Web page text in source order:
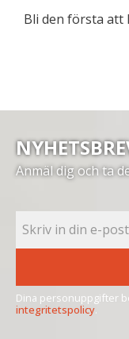
Bli den första att
Anmäl dig och ta
Dina personuppgifter
integritetspolicy.